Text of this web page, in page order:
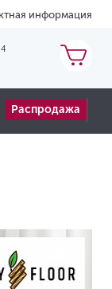
информация
Распродажа